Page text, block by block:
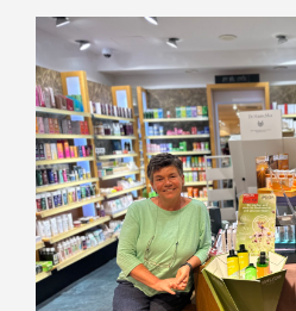
Mitglieder
Presse
Kontakt